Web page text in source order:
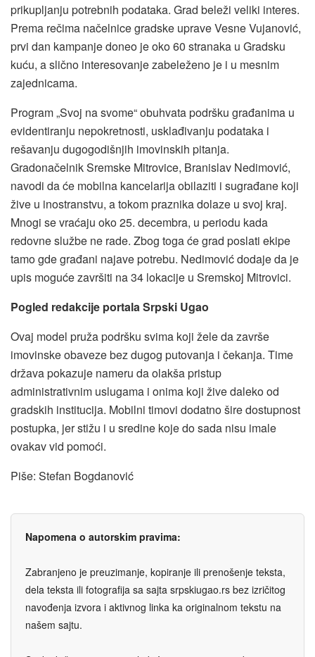
prikupljanju potrebnih podataka. Grad beleži veliki interes.
Prema rečima načelnice gradske uprave Vesne Vujanović,
prvi dan kampanje doneo je oko 60 stranaka u Gradsku
kuću, a slično interesovanje zabeleženo je i u mesnim
zajednicama.
Program „Svoj na svome“ obuhvata podršku građanima u
evidentiranju nepokretnosti, usklađivanju podataka i
rešavanju dugogodišnjih imovinskih pitanja.
Gradonačelnik Sremske Mitrovice, Branislav Nedimović,
navodi da će mobilna kancelarija obilaziti i sugrađane koji
žive u inostranstvu, a tokom praznika dolaze u svoj kraj.
Mnogi se vraćaju oko 25. decembra, u periodu kada
redovne službe ne rade. Zbog toga će grad poslati ekipe
tamo gde građani najave potrebu. Nedimović dodaje da je
upis moguće završiti na 34 lokacije u Sremskoj Mitrovici.
Pogled redakcije portala Srpski Ugao
Ovaj model pruža podršku svima koji žele da završe
imovinske obaveze bez dugog putovanja i čekanja. Time
država pokazuje nameru da olakša pristup
administrativnim uslugama i onima koji žive daleko od
gradskih institucija. Mobilni timovi dodatno šire dostupnost
postupka, jer stižu i u sredine koje do sada nisu imale
ovakav vid pomoći.
Piše: Stefan Bogdanović
Napomena o autorskim pravima:
Zabranjeno je preuzimanje, kopiranje ili prenošenje teksta,
dela teksta ili fotografija sa sajta srpskiugao.rs bez izričitog
navođenja izvora i aktivnog linka ka originalnom tekstu na
našem sajtu.